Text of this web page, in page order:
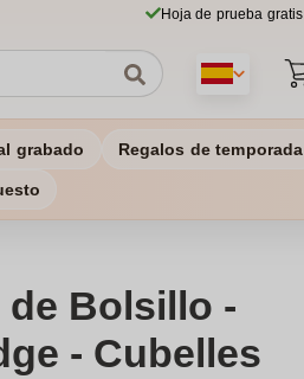
Hoja de prueba gratis
grabado Regalos de temporada
de Bolsillo -
- Cubelles